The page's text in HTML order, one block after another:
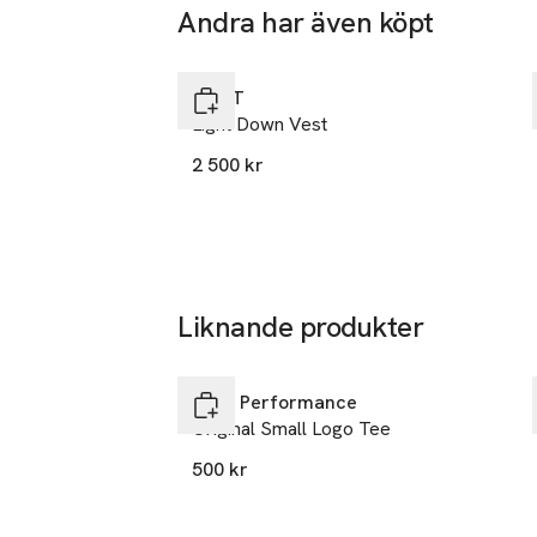
115 56
Andra har även köpt
GANT
Light Down Vest
2 500 kr
Liknande produkter
Peak Performance
Original Small Logo Tee
500 kr